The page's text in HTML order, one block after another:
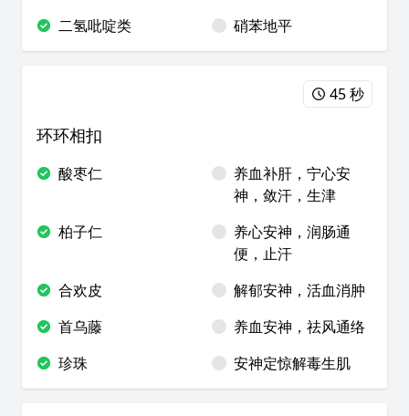
二氢吡啶类
硝苯地平
45 秒
环环相扣
酸枣仁
养血补肝，宁心安
神，敛汗，生津
柏子仁
养心安神，润肠通
便，止汗
合欢皮
解郁安神，活血消肿
首乌藤
养血安神，祛风通络
珍珠
安神定惊解毒生肌